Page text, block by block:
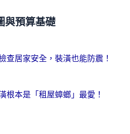
與預算基礎
查居家安全，裝潢也能防震！
根本是「租屋蟑螂」最愛！